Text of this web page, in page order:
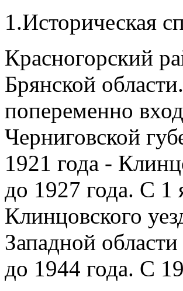
1.Историческая
Красногорский
Брянской
попеременно
Черниговской
1921 года -
до 1927 года. С 1
Клинцовского
Западной
до 1944 года. С